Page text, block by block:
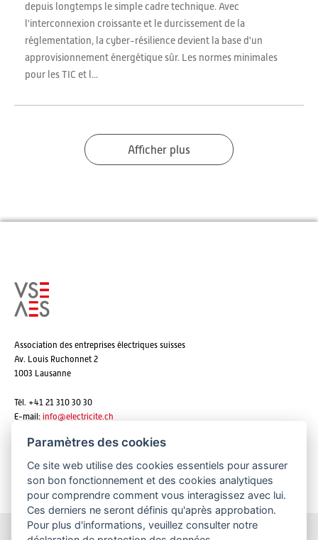
depuis longtemps le simple cadre technique. Avec
l'interconnexion croissante et le durcissement de la
réglementation, la cyber-résilience devient la base d'un
approvisionnement énergétique sûr. Les normes minimales
pour les TIC et l...
Afficher plus
Association des entreprises électriques suisses
Av. Louis Ruchonnet 2
1003 Lausanne
Tél. +41 21 310 30 30
E-mail: info@electricite.ch
S'abonner aux newsletters
Paramètres des cookies
Ce site web utilise des cookies essentiels pour assurer
son bon fonctionnement et des cookies analytiques
pour comprendre comment vous interagissez avec lui.
Ces derniers ne seront définis qu'après approbation.
Pour plus d'informations, veuillez consulter notre